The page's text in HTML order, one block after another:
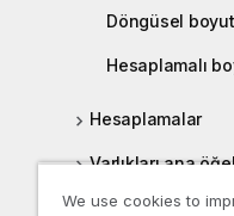
Döngüsel
Hesaplamalı
Hesaplamalar
Varlıkları ana
We use cookies to